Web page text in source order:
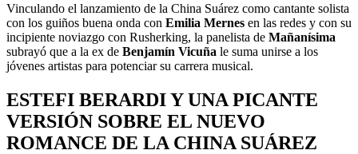
Vinculando el lanzamiento de la China Suárez como cantante solista
con los guiños buena onda con Emilia Mernes en las redes y con su
incipiente noviazgo con Rusherking, la panelista de Mañanísima
subrayó que a la ex de Benjamín Vicuña le suma unirse a los
jóvenes artistas para potenciar su carrera musical.
ESTEFI BERARDI Y UNA PICANTE
VERSIÓN SOBRE EL NUEVO
ROMANCE DE LA CHINA SUÁREZ